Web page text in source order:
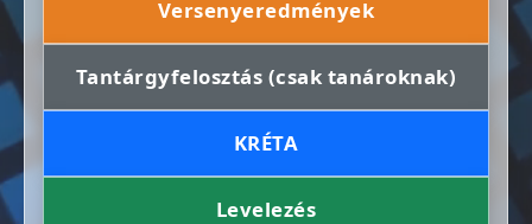
Versenyeredmények
Tantárgyfelosztás (csak tanároknak)
KRÉTA
Levelezés